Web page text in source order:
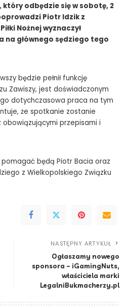
który odbędzie się w sobotę, 2
Piotr Idzik z
Nożnej wyznaczył
głównego sędziego tego
będzie pełnił funkcję
Zawiszy, jest doświadczonym
dotychczasowa praca na tym
że spotkanie zostanie
przepisami i
będą Piotr Bacia oraz
z Wielkopolskiego Związku
NASTĘPNY ARTYKUŁ
Ogłaszamy nowego
sponsora – iGamingNuts,
właściciela marki
LegalniBukmacherzy.pl